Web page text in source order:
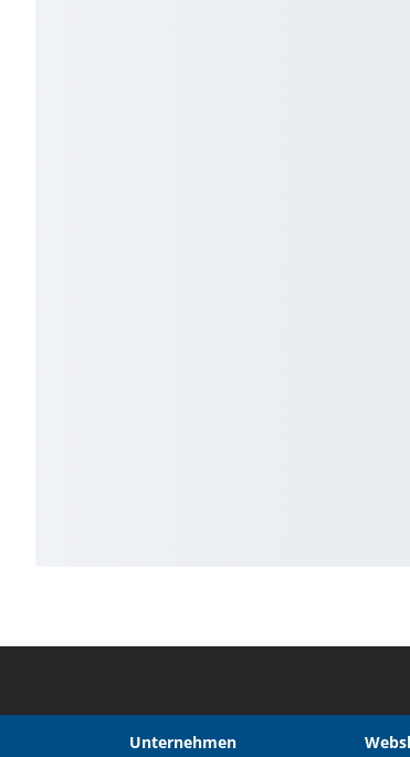
Unternehmen